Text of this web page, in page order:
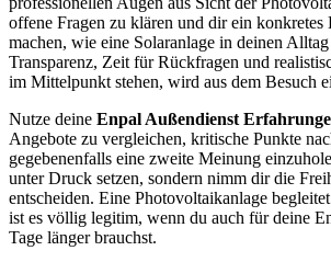
offene Fragen zu klären und dir ein konkretes
machen, wie eine Solaranlage in deinen Alltag
Transparenz, Zeit für Rückfragen und
im Mittelpunkt stehen, wird aus dem Besuch
Nutze deine Enpal Außendienst
Angebote zu vergleichen, kritische Punkte
gegebenenfalls eine zweite Meinung
unter Druck setzen, sondern nimm dir die
entscheiden. Eine Photovoltaikanlage
ist es völlig legitim, wenn du auch für deine
Tage länger brauchst.